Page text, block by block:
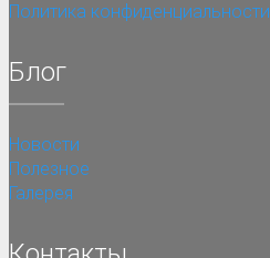
Политика конфиденциальности
Блог
Новости
Полезное
Галерея